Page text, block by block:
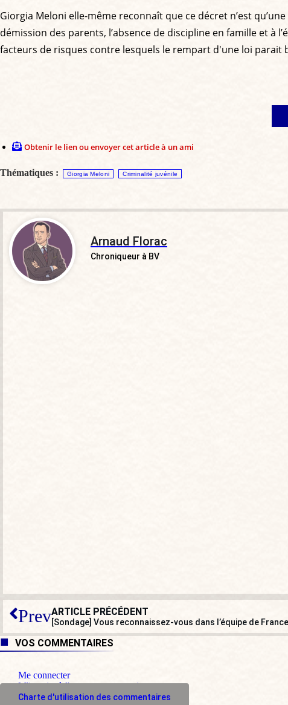
Giorgia Meloni elle-même reconnaît que ce décret n’est
démission des parents, l’absence de discipline en famille et à
facteurs de risques contre lesquels le rempart d'une loi parait
Obtenir le lien ou envoyer cet article à un ami
Thématiques : Giorgia Meloni Criminalité juvénile
Arnaud Florac
Chroniqueur à BV
PrevARTICLE PRÉCÉDENT
[Sondage] Vous reconnaissez-vous dans l’équipe de
VOS COMMENTAIRES
Me connecter
M'inscrire à l'espace commentaire
Charte d'utilisation des commentaires